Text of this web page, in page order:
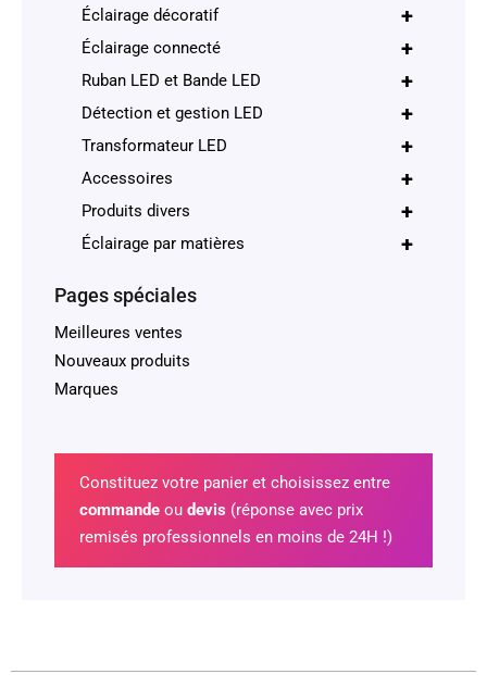
+
Éclairage décoratif
+
Éclairage connecté
+
Ruban LED et Bande LED
+
Détection et gestion LED
+
Transformateur LED
+
Accessoires
+
Produits divers
+
Éclairage par matières
Pages spéciales
Meilleures ventes
Nouveaux produits
Marques
Constituez votre panier et choisissez entre
commandeou devis (réponse avec prix
remisés professionnels en moins de 24H !)